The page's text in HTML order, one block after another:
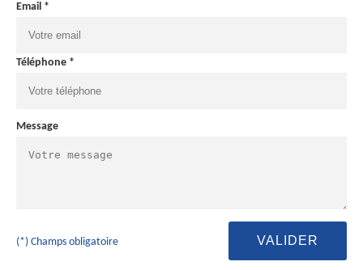
Email *
Téléphone *
Message
(*) Champs obligatoire